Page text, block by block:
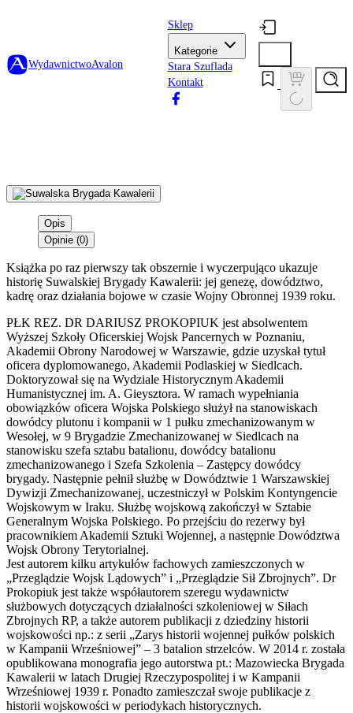
WydawnictwoAvalon
Sklep
Kategorie
Stara Szuflada
Kontakt
Opis
Opinie (0)
Książka po raz pierwszy tak obszernie i wyczerpująco ukazuje
historię Suwalskiej Brygady Kawalerii: jej genezę, dowództwo,
kadrę oraz działania bojowe w czasie Wojny Obronnej 1939 roku.
PŁK REZ. DR DARIUSZ PROKOPIUK jest absolwentem
Wyższej Szkoły Oficerskiej Wojsk Pancernych w Poznaniu,
Akademii Obrony Narodowej w Warszawie, gdzie uzyskał tytuł
oficera dyplomowanego, Akademii Podlaskiej w Siedlcach.
Doktoryzował się na Wydziale Historycznym Akademii
Humanistycznej im. A. Gieysztora. W ramach wypełniania
obowiązków oficera Wojska Polskiego służył na stanowiskach
dowódcy plutonu i kompanii w 1 pułku zmechanizowanym w
Wesołej, w 9 Brygadzie Zmechanizowanej w Siedlcach na
stanowisku szefa sztabu batalionu, dowódcy batalionu
zmechanizowanego i Szefa Szkolenia – Zastępcy dowódcy
brygady. Następnie pełnił służbę w Dowództwie 1 Warszawskiej
Dywizji Zmechanizowanej, uczestniczył w Polskim Kontyngencie
Wojskowym w Iraku. Służbę wojskową zakończył w Sztabie
Generalnym Wojska Polskiego. Po przejściu do rezerwy był
pracownikiem Akademii Sztuki Wojennej, a następnie Dowództwa
Wojsk Obrony Terytorialnej.
Jest autorem kilku artykułów fachowych zamieszczonych w
„Przeglądzie Wojsk Lądowych” i „Przeglądzie Sił Zbrojnych”. Dr
Prokopiuk jest także współautorem szeregu wydawnictw
służbowych dotyczących działalności szkoleniowej w Siłach
Zbrojnych RP, a także autorem publikacji z dziedziny historii
wojskowości np.: z serii „Zarys historii wojennej pułków polskich
w Kampanii Wrześniowej” – 3 batalion strzelców. W 2014 r. została
opublikowana monografia jego autorstwa pt.: Mazowiecka Brygada
Kawalerii w latach Drugiej Rzeczypospolitej i w Kampanii
Wrześniowej 1939 r. Ponadto zamieszczał swoje publikacje z
historii wojskowości w periodykach historycznych.